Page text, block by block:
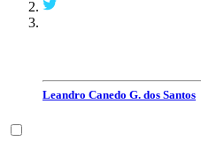
Leandro Canedo G. dos Santos